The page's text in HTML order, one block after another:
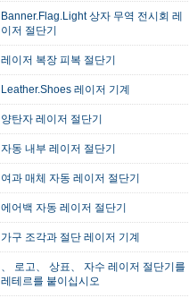
Banner.Flag.Light 상자 무역 전시회 레
이저 절단기
레이저 복장 피복 절단기
Leather.Shoes 레이저 기계
양탄자 레이저 절단기
자동 내부 레이저 절단기
여과 매체 자동 레이저 절단기
에어백 자동 레이저 절단기
가구 조각과 절단 레이저 기계
、 로고、 상표、 자수 레이저 절단기를
레테르를 붙이십시오